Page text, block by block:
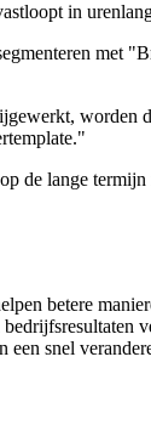
in
met
de lange
betere
snel